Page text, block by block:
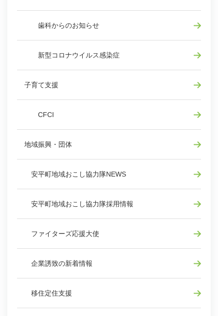
歯科からのお知らせ
新型コロナウイルス感染症
子育て支援
CFCI
地域振興・団体
安平町地域おこし協力隊NEWS
安平町地域おこし協力隊採用情報
ファイターズ応援大使
企業誘致の新着情報
移住定住支援